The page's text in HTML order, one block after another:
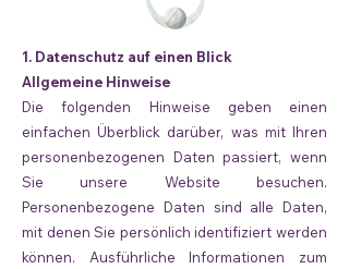
1. Datenschutz auf einen Blick
Allgemeine Hinweise
Die folgenden Hinweise geben einen
einfachen Überblick darüber, was mit Ihren
personenbezogenen Daten passiert, wenn
Sie unsere Website besuchen.
Personenbezogene Daten sind alle Daten,
mit denen Sie persönlich identifiziert werden
können. Ausführliche Informationen zum